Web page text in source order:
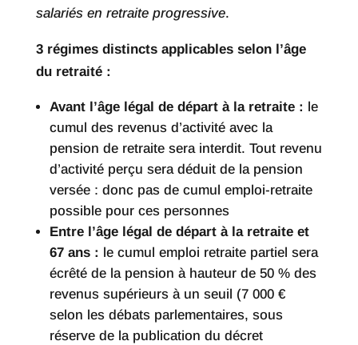
salariés en retraite progressive.
3 régimes distincts applicables selon l’âge
du retraité :
Avant l’âge légal de départ à la retraite : le
cumul des revenus d’activité avec la
pension de retraite sera interdit. Tout revenu
d’activité perçu sera déduit de la pension
versée : donc pas de cumul emploi-retraite
possible pour ces personnes
Entre l’âge légal de départ à la retraite et
67 ans : le cumul emploi retraite partiel sera
écrêté de la pension à hauteur de 50 % des
revenus supérieurs à un seuil (7 000 €
selon les débats parlementaires, sous
réserve de la publication du décret